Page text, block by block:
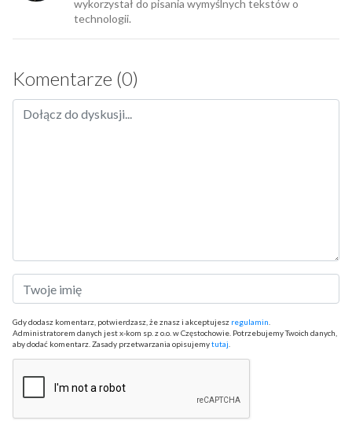
wykorzystał do pisania wymyślnych tekstów o
technologii.
Komentarze (0)
Gdy dodasz komentarz, potwierdzasz, że znasz i akceptujesz regulamin
Administratorem danych jest x-kom sp. z o.o. w Częstochowie. Potrzebujemy Twoich danych,
aby dodać komentarz. Zasady przetwarzania opisujemytutaj